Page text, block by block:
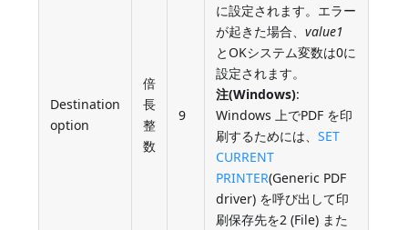
Destination
option
倍
長
整
数
9
に設定されます。エラー
が起きた場合、value1
とOKシステム変数は0に
設定されます。
注(Windows):
Windows 上でPDF を印
刷するためには、SET
CURRENT
PRINTER(Generic PDF
driver) を呼び出して印
刷保存先を2 (File) また